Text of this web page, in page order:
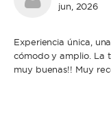
jun, 2026
Experiencia única,
cómodo y amplio. La
muy buenas!! Muy